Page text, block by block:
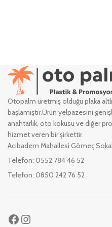
Otopalm üretmiş olduğu plaka
başlamıştır.Ürün yelpazesini
anahtarlık, oto kokusu ve diğer
hizmet veren bir şirkettir.
Acıbadem Mahallesi Gömeç
Telefon: 0552 784 46 52
Telefon: 0850 242 76 52